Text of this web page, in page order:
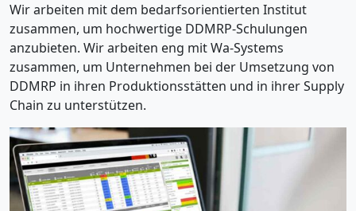
Wir arbeiten mit dem bedarfsorientierten Institut
zusammen, um hochwertige DDMRP-Schulungen
anzubieten. Wir arbeiten eng mit Wa-Systems
zusammen, um Unternehmen bei der Umsetzung von
DDMRP in ihren Produktionsstätten und in ihrer Supply
Chain zu unterstützen.